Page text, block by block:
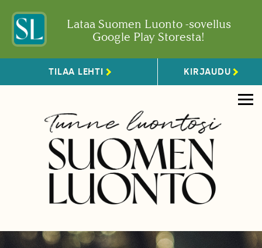
Lataa Suomen Luonto -sovellus
Google Play Storesta!
TILAA LEHTI KIRJAUDU